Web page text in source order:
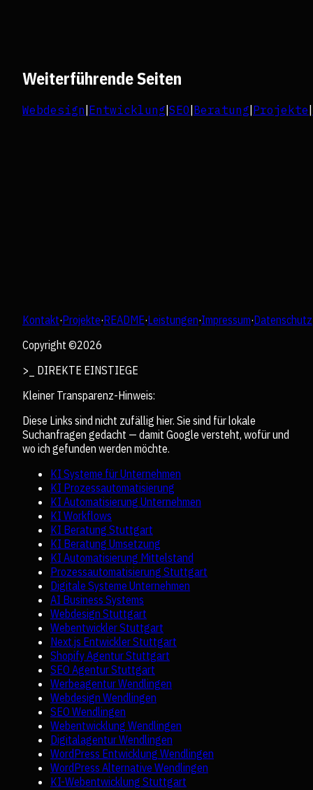
Weiterführende Seiten
Webdesign Entwicklung SEO Beratung Projekte
Kontakt·Projekte·README·Leistungen·Impressum·Datenschutz
Copyright ©2026
>_ DIREKTE EINSTIEGE
Kleiner Transparenz-Hinweis:
Diese Links sind nicht zufällig hier. Sie sind für lokale
Suchanfragen gedacht — damit Google versteht, wofür und
wo ich gefunden werden möchte.
KI Systeme für Unternehmen
KI Prozessautomatisierung
KI Automatisierung Unternehmen
KI Workflows
KI Beratung Stuttgart
KI Beratung Umsetzung
KI Automatisierung Mittelstand
Prozessautomatisierung Stuttgart
Digitale Systeme Unternehmen
AI Business Systems
Webdesign Stuttgart
Webentwickler Stuttgart
Next.js Entwickler Stuttgart
Shopify Agentur Stuttgart
SEO Agentur Stuttgart
Werbeagentur Wendlingen
Webdesign Wendlingen
SEO Wendlingen
Webentwicklung Wendlingen
Digitalagentur Wendlingen
WordPress Entwicklung Wendlingen
WordPress Alternative Wendlingen
KI-Webentwicklung Stuttgart